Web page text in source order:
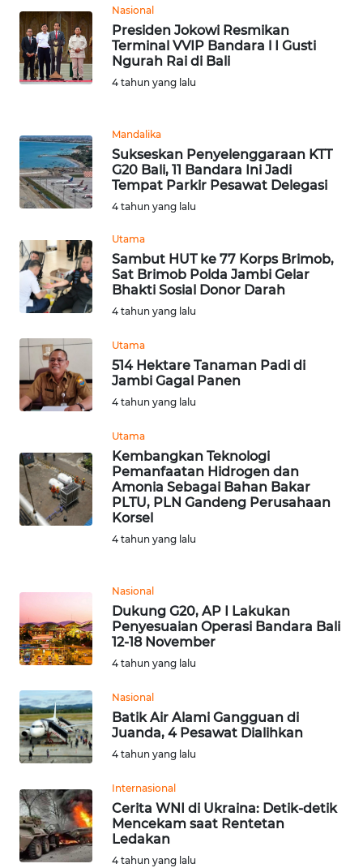
Nasional
Presiden Jokowi Resmikan
Terminal VVIP Bandara l I Gusti
Ngurah Rai di Bali
4 tahun yang lalu
Mandalika
Sukseskan Penyelenggaraan KTT
G20 Bali, 11 Bandara Ini Jadi
Tempat Parkir Pesawat Delegasi
4 tahun yang lalu
Utama
Sambut HUT ke 77 Korps Brimob,
Sat Brimob Polda Jambi Gelar
Bhakti Sosial Donor Darah
4 tahun yang lalu
Utama
514 Hektare Tanaman Padi di
Jambi Gagal Panen
4 tahun yang lalu
Utama
Kembangkan Teknologi
Pemanfaatan Hidrogen dan
Amonia Sebagai Bahan Bakar
PLTU, PLN Gandeng Perusahaan
Korsel
4 tahun yang lalu
Nasional
Dukung G20, AP I Lakukan
Penyesuaian Operasi Bandara Bali
12-18 November
4 tahun yang lalu
Nasional
Batik Air Alami Gangguan di
Juanda, 4 Pesawat Dialihkan
4 tahun yang lalu
Internasional
Cerita WNI di Ukraina: Detik-detik
Mencekam saat Rentetan
Ledakan
4 tahun yang lalu
KAMI
PEDOMAN
MEDIA
SIBER
KARIR
Wahana
News
Regional
SUMUT
WN
JAKARTA
WN
JABAR
WN
BANTEN
WN
KEPRI
WN
PAPUA
WN
PAPUA
WN
RIAU